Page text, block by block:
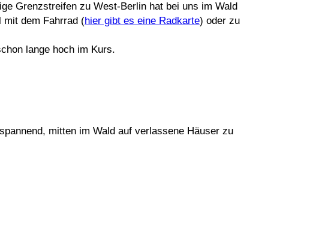
Grenzstreifen zu West-Berlin hat bei uns im Wald
mit dem Fahrrad (hier gibt es eine Radkarte) oder zu
lange hoch im Kurs.
mitten im Wald auf verlassene Häuser zu